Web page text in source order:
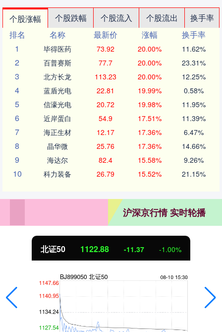
个股涨幅 个股跌幅 个股流入 个股流出
换手率
排名
名称 最新价 涨幅
换手率
1
毕得医药 73.92 20.00% 11.62%
2 百普赛斯 77.7 20.00% 23.31%
3 北方长龙 113.23 20.00% 12.25%
4 蓝盾光电 22.81 19.99% 0.58%
5 信濠光电 20.72 19.98% 11.95%
6 近岸蛋白 54.9 17.51% 11.39%
7 海正生材 12.17 17.36% 6.47%
8 晶华微 25.76 17.36% 14.66%
9 海达尔 82.4 15.58% 9.26%
10 科力装备 26.79 15.52% 21.15%
沪深京行情 实时轮播
北证50 1122.88 -11.37 -1.00%